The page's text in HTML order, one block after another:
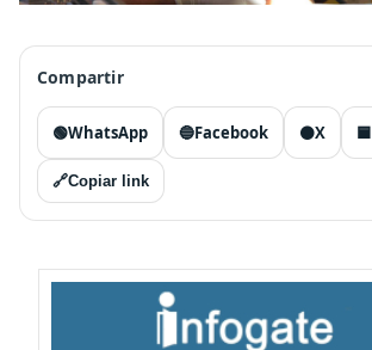
Compartir
🟢WhatsApp 🔵Facebook ⚫X 🟦
🔗Copiar link